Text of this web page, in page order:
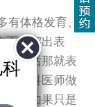
有体格发育、
面为突出表
低的话那就表
小儿科医师做
查。如果只是